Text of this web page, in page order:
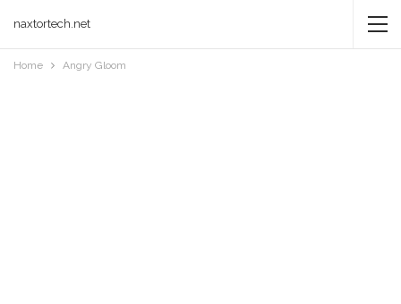
naxtortech.net
Home Angry Gloom